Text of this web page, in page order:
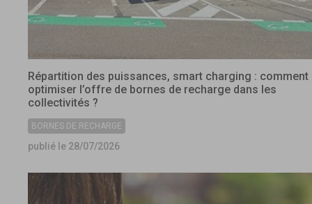
Répartition des puissances, smart charging : comment
optimiser l’offre de bornes de recharge dans les
collectivités ?
BORNES DE RECHARGE
publié le 28/07/2026